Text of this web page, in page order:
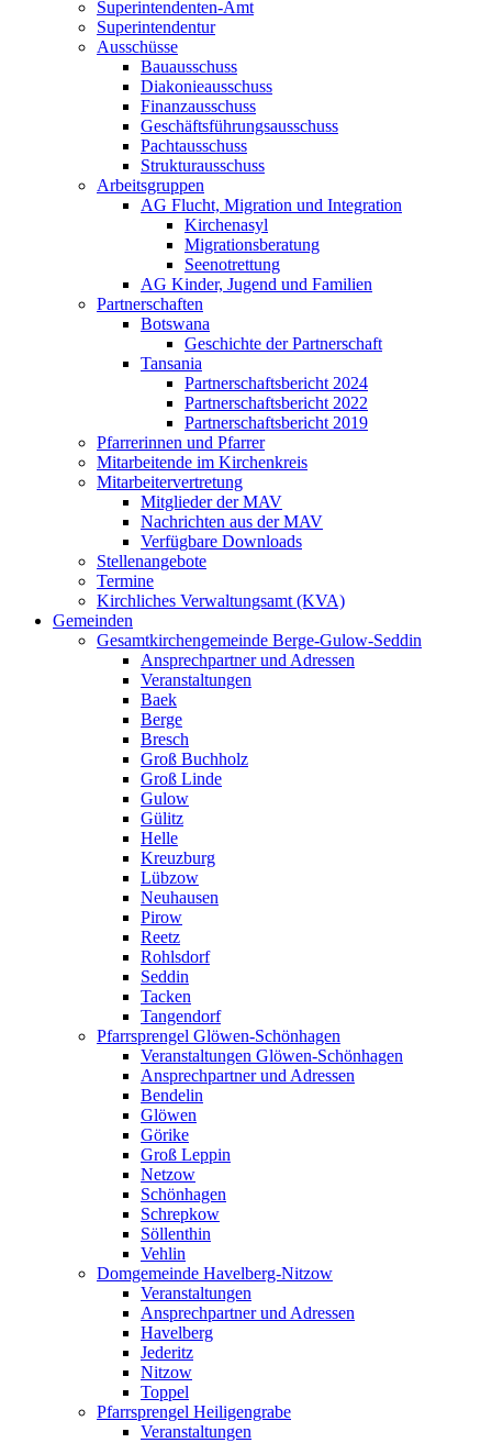
Superintendenten-Amt
Superintendentur
Ausschüsse
Bauausschuss
Diakonieausschuss
Finanzausschuss
Geschäftsführungsausschuss
Pachtausschuss
Strukturausschuss
Arbeitsgruppen
AG Flucht, Migration und Integration
Kirchenasyl
Migrationsberatung
Seenotrettung
AG Kinder, Jugend und Familien
Partnerschaften
Botswana
Geschichte der Partnerschaft
Tansania
Partnerschaftsbericht 2024
Partnerschaftsbericht 2022
Partnerschaftsbericht 2019
Pfarrerinnen und Pfarrer
Mitarbeitende im Kirchenkreis
Mitarbeitervertretung
Mitglieder der MAV
Nachrichten aus der MAV
Verfügbare Downloads
Stellenangebote
Termine
Kirchliches Verwaltungsamt (KVA)
Gemeinden
Gesamtkirchengemeinde Berge-Gulow-Seddin
Ansprechpartner und Adressen
Veranstaltungen
Baek
Berge
Bresch
Groß Buchholz
Groß Linde
Gulow
Gülitz
Helle
Kreuzburg
Lübzow
Neuhausen
Pirow
Reetz
Rohlsdorf
Seddin
Tacken
Tangendorf
Pfarrsprengel Glöwen-Schönhagen
Veranstaltungen Glöwen-Schönhagen
Ansprechpartner und Adressen
Bendelin
Glöwen
Görike
Groß Leppin
Netzow
Schönhagen
Schrepkow
Söllenthin
Vehlin
Domgemeinde Havelberg-Nitzow
Veranstaltungen
Ansprechpartner und Adressen
Havelberg
Jederitz
Nitzow
Toppel
Pfarrsprengel Heiligengrabe
Veranstaltungen